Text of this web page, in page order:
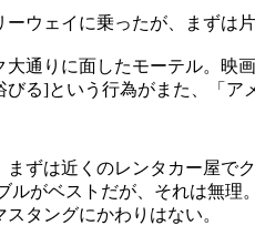
ーウェイに乗ったが、まずは
大通りに面したモーテル。映
びる]という行為がまた、「ア
まずは近くのレンタカー屋で
ルがベストだが、それは無理
タングにかわりはない。